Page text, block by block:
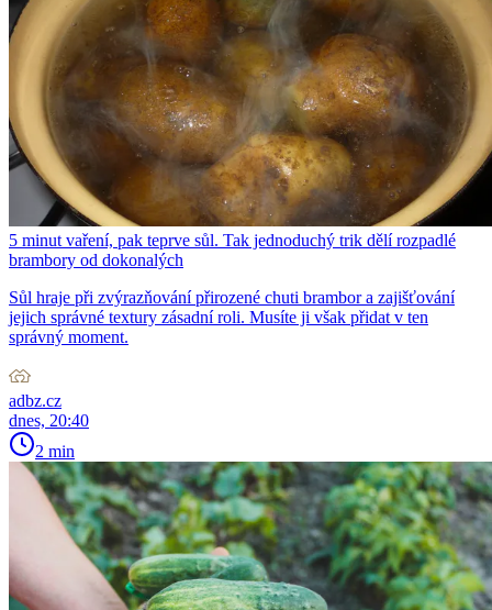
5 minut vaření, pak teprve sůl. Tak jednoduchý trik dělí rozpadlé
brambory od dokonalých
Sůl hraje při zvýrazňování přirozené chuti brambor a zajišťování
jejich správné textury zásadní roli. Musíte ji však přidat v ten
správný moment.
adbz.cz
dnes, 20:40
2 min